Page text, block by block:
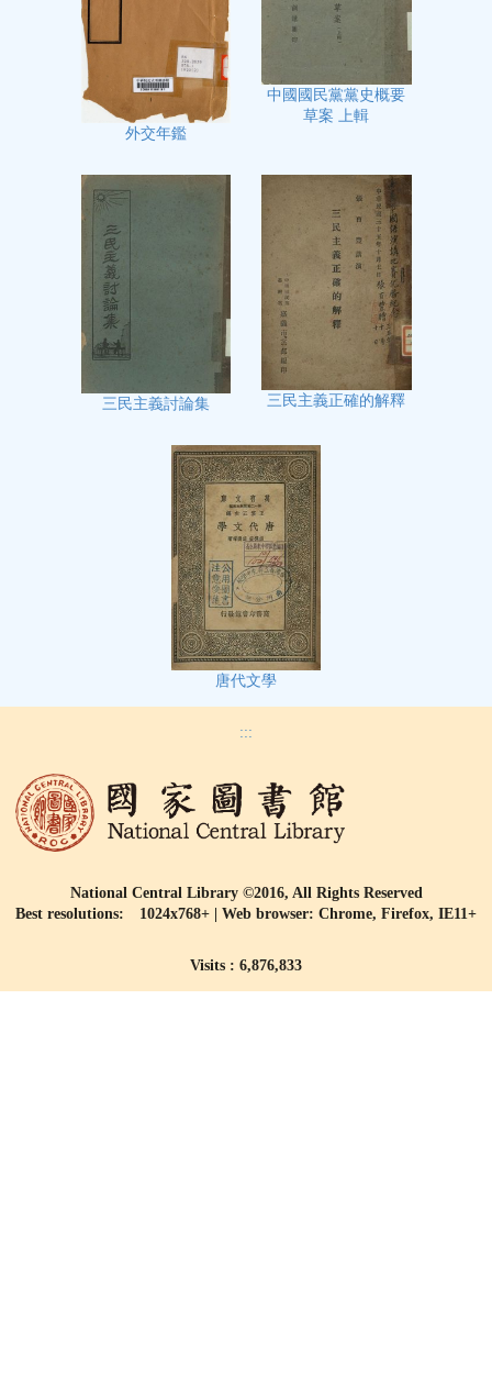
外交年鑑
中國國民黨黨史概要
草案 上輯
三民主義討論集 三民主義正確的解釋
唐代文學
:::
National Central Library ©2016, All Rights Reserved
Best resolutions: 1024x768+ | Web browser: Chrome, Firefox, IE11+
Visits : 6,876,833